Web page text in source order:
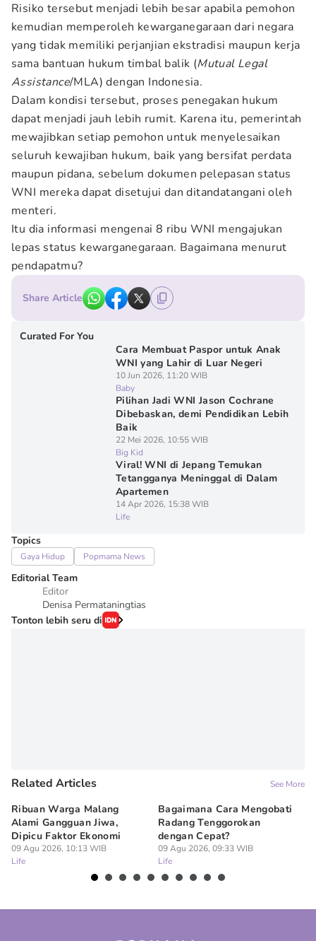
Risiko tersebut menjadi lebih besar apabila pemohon
kemudian memperoleh kewarganegaraan dari negara
yang tidak memiliki perjanjian ekstradisi maupun kerja
sama bantuan hukum timbal balik (Mutual Legal
Assistance/MLA) dengan Indonesia.
Dalam kondisi tersebut, proses penegakan hukum
dapat menjadi jauh lebih rumit. Karena itu, pemerintah
mewajibkan setiap pemohon untuk menyelesaikan
seluruh kewajiban hukum, baik yang bersifat perdata
maupun pidana, sebelum dokumen pelepasan status
WNI mereka dapat disetujui dan ditandatangani oleh
menteri.
Itu dia informasi mengenai 8 ribu WNI mengajukan
lepas status kewarganegaraan. Bagaimana menurut
pendapatmu?
Share Article
Curated For You
Cara Membuat Paspor untuk Anak
WNI yang Lahir di Luar Negeri
10 Jun 2026, 11:20 WIB
Baby
Pilihan Jadi WNI Jason Cochrane
Dibebaskan, demi Pendidikan Lebih
Baik
22 Mei 2026, 10:55 WIB
Big Kid
Viral! WNI di Jepang Temukan
Tetangganya Meninggal di Dalam
Apartemen
14 Apr 2026, 15:38 WIB
Life
Topics
Gaya Hidup Popmama News
Editorial Team
Editor
Denisa Permataningtias
Tonton lebih seru di
Related Articles See More
Ribuan Warga Malang
Alami Gangguan Jiwa,
Dipicu Faktor Ekonomi
09 Agu 2026, 10:13 WIB
Life
Bagaimana Cara Mengobati
Radang Tenggorokan
dengan Cepat?
09 Agu 2026, 09:33 WIB
Life